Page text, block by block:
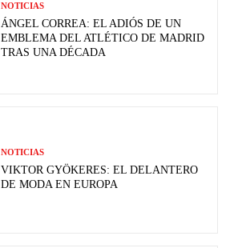
NOTICIAS
ÁNGEL CORREA: EL ADIÓS DE UN
EMBLEMA DEL ATLÉTICO DE MADRID
TRAS UNA DÉCADA
NOTICIAS
VIKTOR GYÖKERES: EL DELANTERO
DE MODA EN EUROPA